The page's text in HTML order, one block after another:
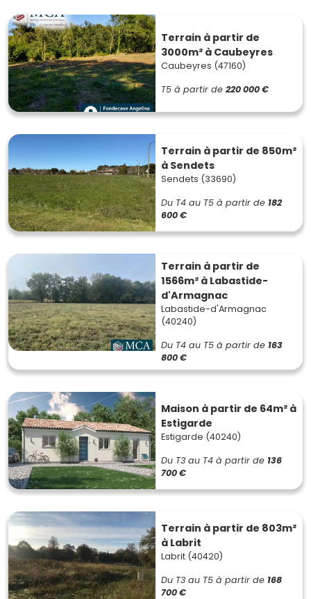
Terrain à partir de
3000m² à Caubeyres
Caubeyres (47160)
T5 à partir de 220 000 €
Terrain à partir de 850m²
à Sendets
Sendets (33690)
Du T4 au T5 à partir de 182
600 €
Terrain à partir de
1566m² à Labastide-
d'Armagnac
Labastide-d'Armagnac
(40240)
Du T4 au T5 à partir de 163
800 €
Maison à partir de 64m² à
Estigarde
Estigarde (40240)
Du T3 au T4 à partir de 136
700 €
Terrain à partir de 803m²
à Labrit
Labrit (40420)
Du T3 au T5 à partir de 168
700 €